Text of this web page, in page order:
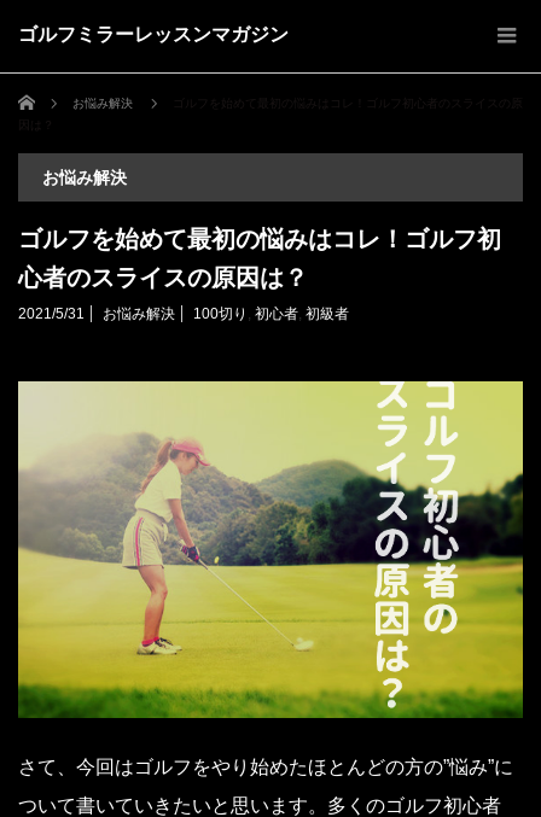
ゴルフミラーレッスンマガジン
ホーム お悩み解決
お悩み解決
ゴルフを始めて最初の悩みはコレ！ゴルフ初
心者のスライスの原因は？
2021/5/31 お悩み解決 100切り , 初心者, 初級者
さて、今回はゴルフをやり始めたほとんどの方の”悩み”に
ついて書いていきたいと思います。多くのゴルフ初心者